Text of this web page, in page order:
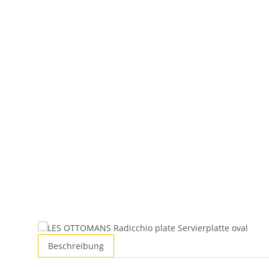
Beschreibung